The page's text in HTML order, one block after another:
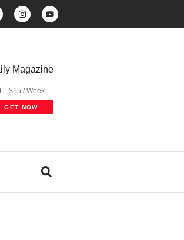
Magazine
– $15 / Week
GET NOW